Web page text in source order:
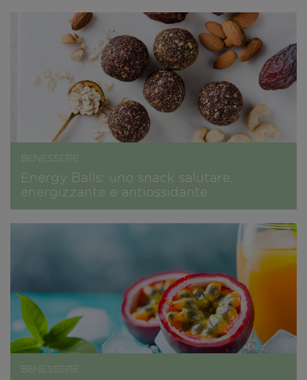
BENESSERE
Energy Balls: uno snack salutare,
energizzante e antiossidante
BENESSERE